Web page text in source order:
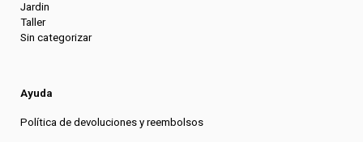
Jardin
Taller
Sin categorizar
Ayuda
Política de devoluciones y reembolsos